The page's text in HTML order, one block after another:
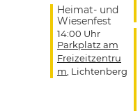
Heimat- und
Wiesenfest
14:00 Uhr
Parkplatz am
Freizeitzentru
m, Lichtenberg